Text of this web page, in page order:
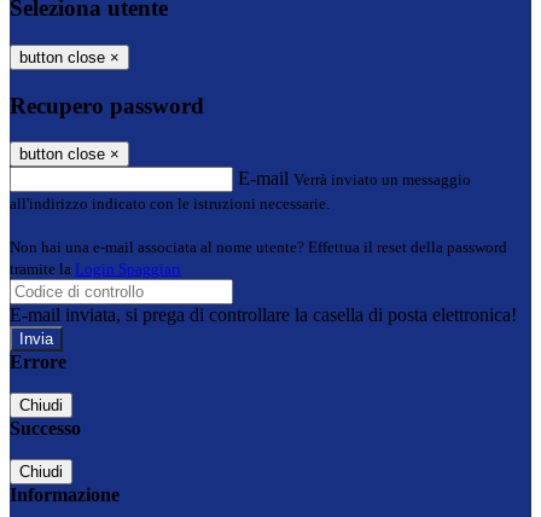
Seleziona utente
button close ×
Recupero password
button close ×
E-mail Verrà inviato un messaggio
all'indirizzo indicato con le istruzioni necessarie.
Non hai una e-mail associata al nome utente? Effettua il reset della password
tramite la Login Spaggiari
E-mail inviata, si prega di controllare la casella di posta elettronica!
Errore
Chiudi
Successo
Chiudi
Informazione